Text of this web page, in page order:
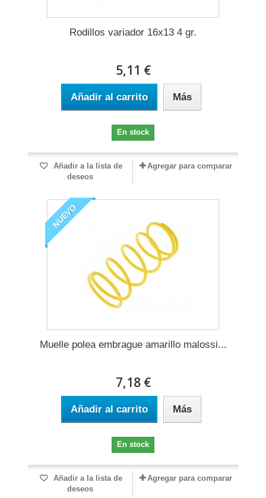
Rodillos variador 16x13 4 gr.
5,11 €
Añadir al carrito Más
En stock
Añadir a la lista de
deseos
Agregar para comparar
NUEVO
Muelle polea embrague amarillo malossi...
7,18 €
Añadir al carrito Más
En stock
Añadir a la lista de
deseos
Agregar para comparar